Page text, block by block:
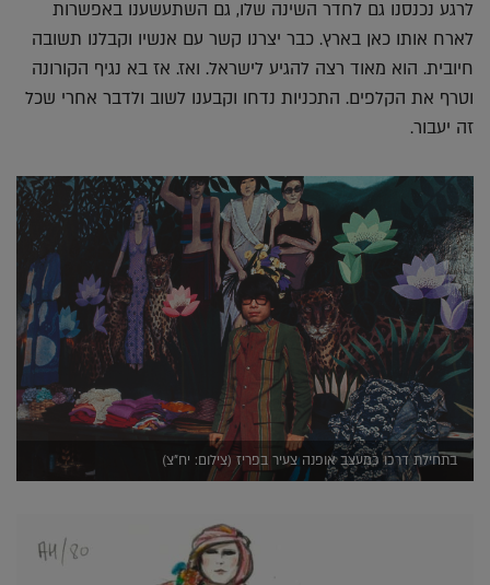
לרגע נכנסנו גם לחדר השינה שלו, גם השתעשענו באפשרות
לארח אותו כאן בארץ. כבר יצרנו קשר עם אנשיו וקבלנו תשובה
חיובית. הוא מאוד רצה להגיע לישראל. ואז. אז בא נגיף הקורונה
וטרף את הקלפים. התכניות נדחו וקבענו לשוב ולדבר אחרי שכל
זה יעבור.
בתחילת דרכו כמעצב אופנה צעיר בפריז (צילום: יח"צ)